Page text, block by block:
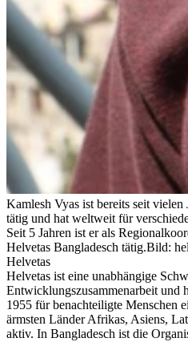
Kamlesh Vyas ist bereits seit
tätig und hat weltweit für
Seit 5 Jahren ist er als
Helvetas Bangladesch tätig.Bild:
Helvetas
Helvetas ist eine unabhängige
Entwicklungszusammenarbeit und
1955 für benachteiligte Menschen
ärmsten Länder Afrikas, Asiens,
aktiv. In Bangladesch ist die